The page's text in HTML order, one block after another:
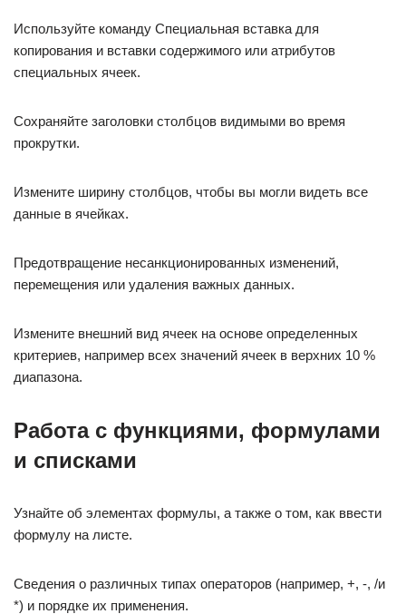
Используйте команду Специальная вставка для
копирования и вставки содержимого или атрибутов
специальных ячеек.
Сохраняйте заголовки столбцов видимыми во время
прокрутки.
Измените ширину столбцов, чтобы вы могли видеть все
данные в ячейках.
Предотвращение несанкционированных изменений,
перемещения или удаления важных данных.
Измените внешний вид ячеек на основе определенных
критериев, например всех значений ячеек в верхних 10 %
диапазона.
Работа с функциями, формулами
и списками
Узнайте об элементах формулы, а также о том, как ввести
формулу на листе.
Сведения о различных типах операторов (например, +, -, /и
*) и порядке их применения.